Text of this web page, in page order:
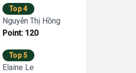
Top 4
Nguyễn Thị Hồng
Point: 120
Top 5
Elaine Le